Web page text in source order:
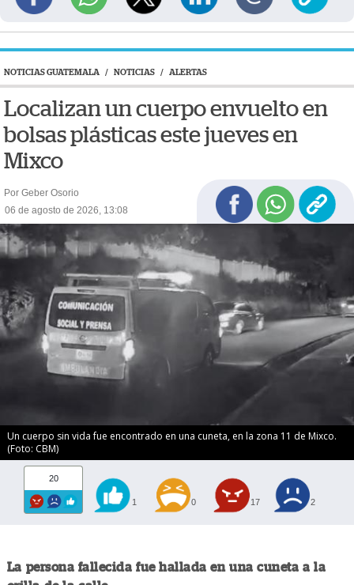
NOTICIAS GUATEMALA / NOTICIAS / ALERTAS
Localizan un cuerpo envuelto en
bolsas plásticas este jueves en
Mixco
Por Geber Osorio
06 de agosto de 2026, 13:08
Un cuerpo sin vida fue encontrado en una cuneta, en la zona 11 de Mixco.
(Foto: CBM)
20
1 0 17 2
La persona fallecida fue hallada en una cuneta a la